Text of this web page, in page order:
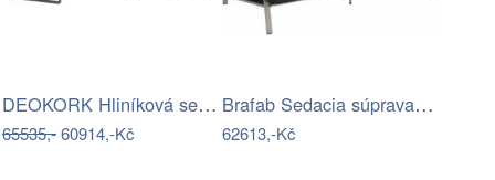
DEOKORK Hliníková sestava pro 7 osob…
65535,-60914,-Kč
Brafab Sedacia súprava NAOS - lavica…
62613,-Kč